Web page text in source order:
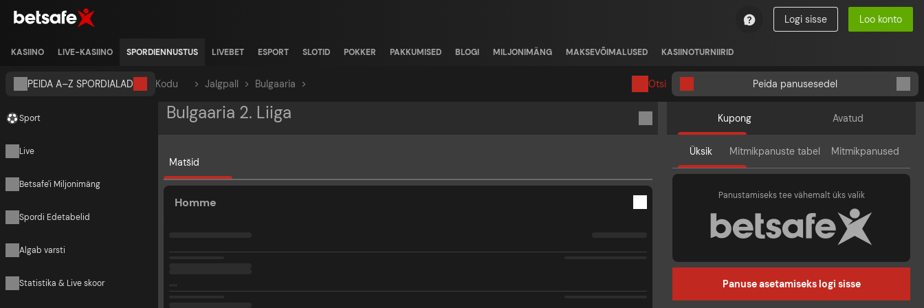
Logi sisse Loo konto
KASIINO LIVE-KASIINO SPORDIENNUSTUS LIVEBET ESPORT SLOTID POKKER PAKKUMISED BLOGI MILJONIMÄNG MAKSEVÕIMALUSED KASIINOTURNIIRID
PEIDA A–Z SPORDIALAD Kodu > Jalgpall > Bulgaaria > Otsi Peida panusesedel
Sport
Live
Betsafe'i Miljonimäng
Spordi Edetabelid
Algab varsti
Statistika & Live skoor
Kupong Avatud
Üksik Mitmikpanuste tabel Mitmikpanused
Panustamiseks tee vähemalt üks valik
Panuse asetamiseks logi sisse
Bulgaaria 2. Liiga
Matšid
Homme